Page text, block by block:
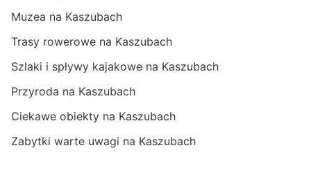
Muzea na Kaszubach
Trasy rowerowe na Kaszubach
Szlaki i spływy kajakowe na Kaszubach
Przyroda na Kaszubach
Ciekawe obiekty na Kaszubach
Zabytki warte uwagi na Kaszubach